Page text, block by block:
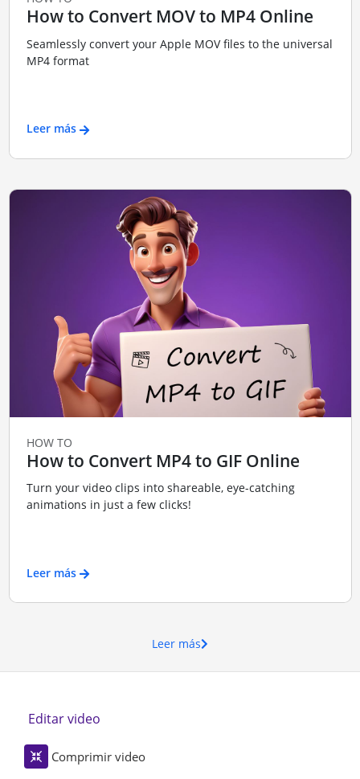
How to Convert MOV to MP4 Online
Seamlessly convert your Apple MOV files to the universal
MP4 format
Leer más
HOW TO
How to Convert MP4 to GIF Online
Turn your video clips into shareable, eye-catching
animations in just a few clicks!
Leer más
Leer más
Editar video
Comprimir video